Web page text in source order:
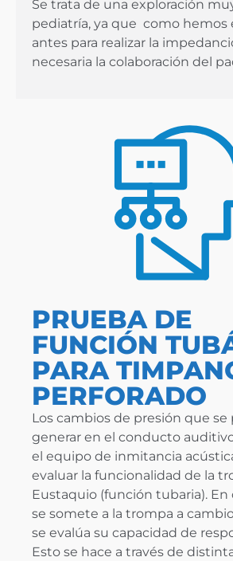
Se trata de una exploración
pediatría, ya que como hemos
antes para realizar la
necesaria la colaboración del
PRUEBA DE
FUNCIÓN
PARA
PERFORADO
Los cambios de presión que se
generar en el conducto
el equipo de inmitancia
evaluar la funcionalidad de la
Eustaquio (función tubaria). En
se somete a la trompa a
se evalúa su capacidad de
Esto se hace a través de